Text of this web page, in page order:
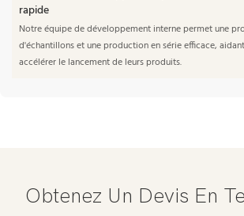
rapide
Notre équipe de développement interne permet une
d'échantillons et une production en série efficace,
accélérer le lancement de leurs produits.
Obtenez Un Devis En